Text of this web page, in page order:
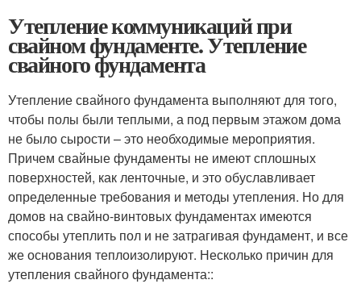
Утепление коммуникаций при
свайном фундаменте. Утепление
свайного фундамента
Утепление свайного фундамента выполняют для того,
чтобы полы были теплыми, а под первым этажом дома
не было сырости – это необходимые мероприятия.
Причем свайные фундаменты не имеют сплошных
поверхностей, как ленточные, и это обуславливает
определенные требования и методы утепления. Но для
домов на свайно-винтовых фундаментах имеются
способы утеплить пол и не затрагивая фундамент, и все
же основания теплоизолируют. Несколько причин для
утепления свайного фундамента::